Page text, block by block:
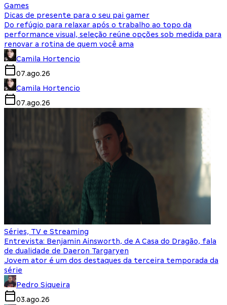
Games
Dicas de presente para o seu pai gamer
Do refúgio para relaxar após o trabalho ao topo da
performance visual, seleção reúne opções sob medida para
renovar a rotina de quem você ama
Camila Hortencio
07.ago.26
Camila Hortencio
07.ago.26
Séries, TV e Streaming
Entrevista: Benjamin Ainsworth, de A Casa do Dragão, fala
de dualidade de Daeron Targaryen
Jovem ator é um dos destaques da terceira temporada da
série
Pedro Siqueira
03.ago.26